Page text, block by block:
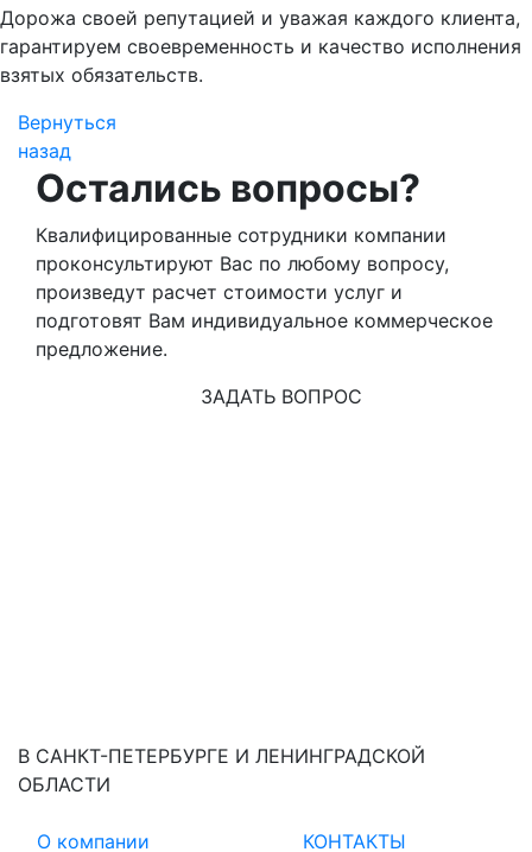
Дорожа своей репутацией и уважая каждого клиента,
гарантируем своевременность и качество исполнения
взятых обязательств.
Вернуться
назад
Остались вопросы?
Квалифицированные сотрудники компании
проконсультируют Вас по любому вопросу,
произведут расчет стоимости услуг и
подготовят Вам индивидуальное коммерческое
предложение.
ЗАДАТЬ ВОПРОС
В САНКТ-ПЕТЕРБУРГЕ И ЛЕНИНГРАДСКОЙ
ОБЛАСТИ
О компании КОНТАКТЫ